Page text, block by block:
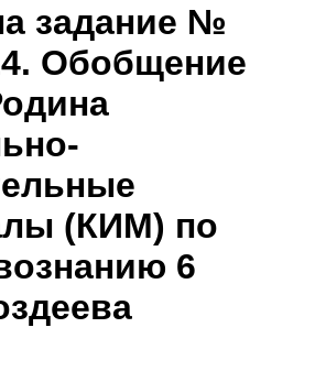
задание №
Обобщение
(КИМ) по
6